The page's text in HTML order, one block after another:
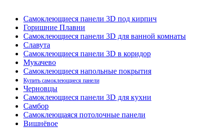
Самоклеющиеся панели 3D под кирпич
Горишние Плавни
Самоклеющиеся панели 3D для ванной комнаты
Славута
Самоклеющиеся панели 3D в коридор
Мукачево
Самоклеющиеся напольные покрытия
Купить самоклеющиеся панели
Черновцы
Самоклеющиеся панели 3D для кухни
Самбор
Самоклеющаяся потолочные панели
Вишнёвое